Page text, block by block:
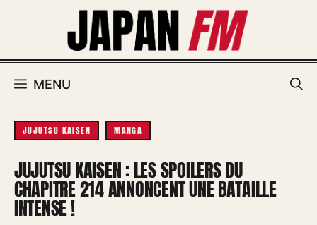
MENU
JUJUTSU KAISEN MANGA
JUJUTSU KAISEN : LES SPOILERS DU
CHAPITRE 214 ANNONCENT UNE BATAILLE
INTENSE !